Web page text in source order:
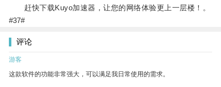
赶快下载Kuyo加速器，让您的网络体验更上一层楼！。
#37#
评论
游客
这款软件的功能非常强大，可以满足我日常使用的需求。